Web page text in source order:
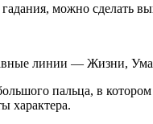
можно сделать
линии — Жизни,
пальца, в
характера.